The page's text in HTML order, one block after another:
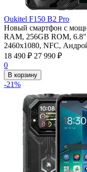
Oukitel F150 B2 Pro
Новый смартфон с
RAM, 256GB ROM,
2460х1080, NFC,
18 490 ₽ 27 990 ₽
0
В корзину
-21%